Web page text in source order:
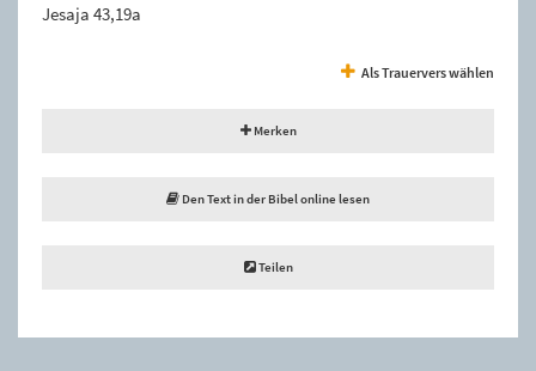
Jesaja 43,19a
Als Trauervers wählen
Merken
Den Text in der Bibel online lesen
Teilen